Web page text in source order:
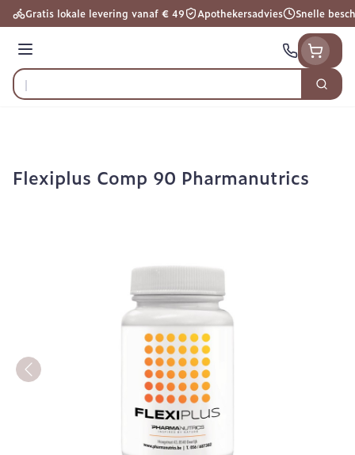
Ga naar de inhoud
Gratis lokale levering vanaf € 49 Apothekersadvies Snelle
Menu
Product, merk, categorie...
Zoek
Flexiplus Comp 90 Pharmanutrics